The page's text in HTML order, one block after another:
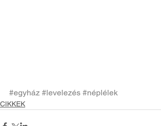
#egyház #levelezés #néplélek
CIKKEK